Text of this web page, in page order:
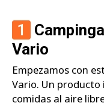
1
Vario
Empezamos con
Vario. Un producto
comidas al aire